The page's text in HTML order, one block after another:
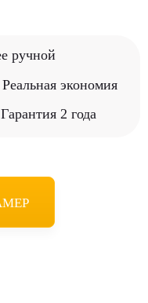
ручной
Реальная экономия
Гарантия 2 года